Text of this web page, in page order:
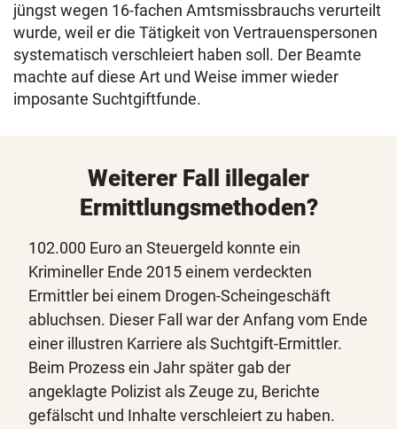
jüngst wegen 16-fachen Amtsmissbrauchs verurteilt
wurde, weil er die Tätigkeit von Vertrauenspersonen
systematisch verschleiert haben soll. Der Beamte
machte auf diese Art und Weise immer wieder
imposante Suchtgiftfunde.
Weiterer Fall illegaler
Ermittlungsmethoden?
102.000 Euro an Steuergeld konnte ein
Krimineller Ende 2015 einem verdeckten
Ermittler bei einem Drogen-Scheingeschäft
abluchsen. Dieser Fall war der Anfang vom Ende
einer illustren Karriere als Suchtgift-Ermittler.
Beim Prozess ein Jahr später gab der
angeklagte Polizist als Zeuge zu, Berichte
gefälscht und Inhalte verschleiert zu haben.